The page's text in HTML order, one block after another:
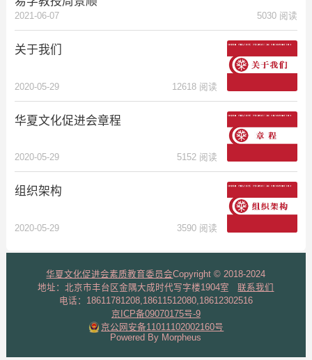
2021-06-07 5030 阅读
关于我们
2020-05-29 12618 阅读
华夏文化促进会章程
2020-05-29 5152 阅读
组织架构
2020-05-29 3590 阅读
华夏文化促进会素质教育委员会Copyright © 2018-2024
地址：北京市丰台区金隅大成时代写字楼1904室联系我们
电话：18611781208,18611512080,18612302516
京ICP备09070175号-9
京公网安备11011102002160号
Powered By Morpheus